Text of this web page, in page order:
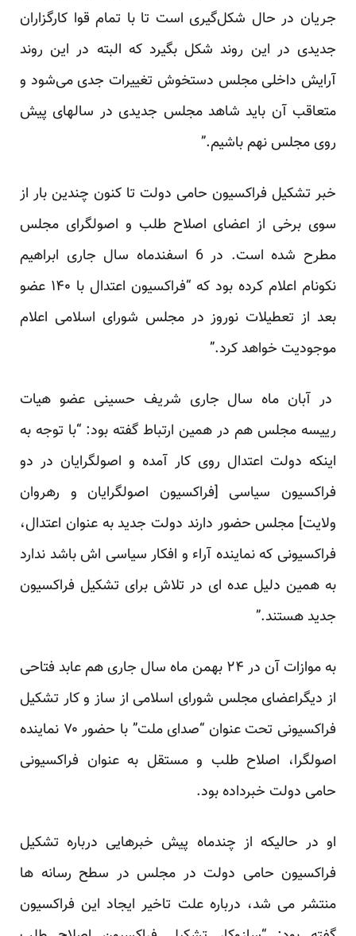
جریان در حال شکل‌گیری است تا با تمام قوا کارگزاران
جدیدی در این روند شکل بگیرد که البته در این روند
آرایش داخلی مجلس دستخوش تغییرات جدی می‌شود و
متعاقب آن باید شاهد مجلس جدیدی در سالهای پیش
روی مجلس نهم باشیم.”
خبر تشکیل فراکسیون حامی دولت تا کنون چندین بار از
سوی برخی از اعضای اصلاح طلب و اصولگرای مجلس
مطرح شده است. در 6 اسفندماه سال جاری ابراهیم
نکونام اعلام کرده بود که “فراکسیون اعتدال با ۱۴۰ عضو
بعد از تعطیلات نوروز در مجلس شورای اسلامی اعلام
موجودیت خواهد کرد.”
در آبان ماه سال جاری شریف حسینی عضو هیات
رییسه مجلس هم در همین ارتباط گفته بود: “با توجه به
اینکه دولت اعتدال روی کار آمده و اصولگرایان در دو
فراکسیون سیاسی [فراکسیون اصولگرایان و رهروان
ولایت] مجلس حضور دارند دولت جدید به عنوان اعتدال،
فراکسیونی که نماینده آراء و افکار سیاسی اش باشد ندارد
به همین دلیل عده ای در تلاش برای تشکیل فراکسیون
جدید هستند.”
به موازات آن در ۲۴ بهمن ماه سال جاری هم عابد فتاحی
از دیگراعضای مجلس شورای اسلامی از ساز و کار تشکیل
فراکسیونی تحت عنوان “صدای ملت” با حضور ۷۰ نماینده
اصولگرا، اصلاح طلب و مستقل به عنوان فراکسیونی
حامی دولت خبرداده بود.
او در حالیکه از چندماه پیش خبرهایی درباره تشکیل
فراکسیون حامی دولت در مجلس در سطح رسانه ها
منتشر می شد، درباره علت تاخیر ایجاد این فراکسیون